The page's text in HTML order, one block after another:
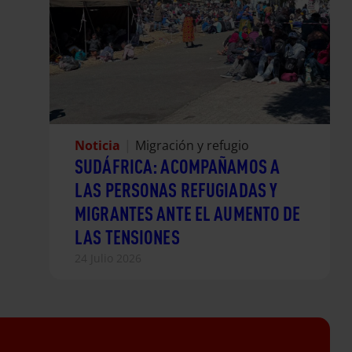
Noticia Migración y refugio
SUDÁFRICA: ACOMPAÑAMOS A
LAS PERSONAS REFUGIADAS Y
MIGRANTES ANTE EL AUMENTO DE
LAS TENSIONES